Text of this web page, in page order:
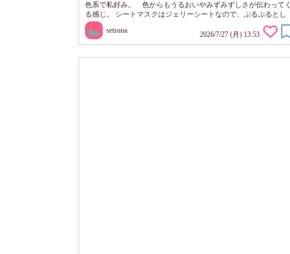
色系で私好み。 色からもうるおいやみずみずしさが伝わってく
る感じ。 シートマスクはジェリーシートなので、ぷるぷるとし
た手触り。 顔につけると、ぴたっとフィット！ うすいジェリー
につつまれるような感じ。 つけてる途中で乾いたりはがれるこ
とがなくて使いやすい。 10～20分後はがす。 しっとりとする
setsuna 2026/7/27 (月) 13:53